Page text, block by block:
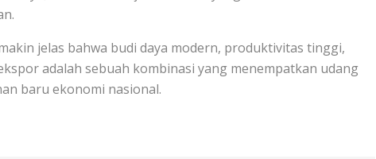
jelas bahwa budi daya modern, produktivitas tinggi,
adalah sebuah kombinasi yang menempatkan udang
baru ekonomi nasional.